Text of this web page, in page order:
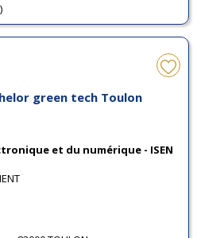
green tech Toulon
et du numérique - ISEN